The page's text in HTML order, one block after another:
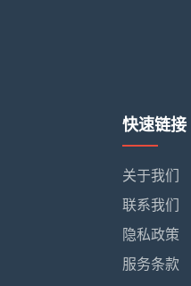
快速链接
关于我们
联系我们
隐私政策
服务条款